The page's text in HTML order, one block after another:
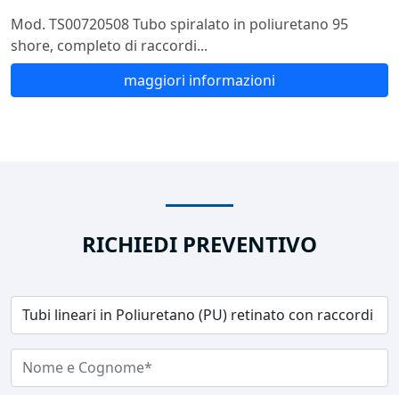
Mod. TS00720508 Tubo spiralato in poliuretano 95
shore, completo di raccordi...
maggiori informazioni
RICHIEDI PREVENTIVO